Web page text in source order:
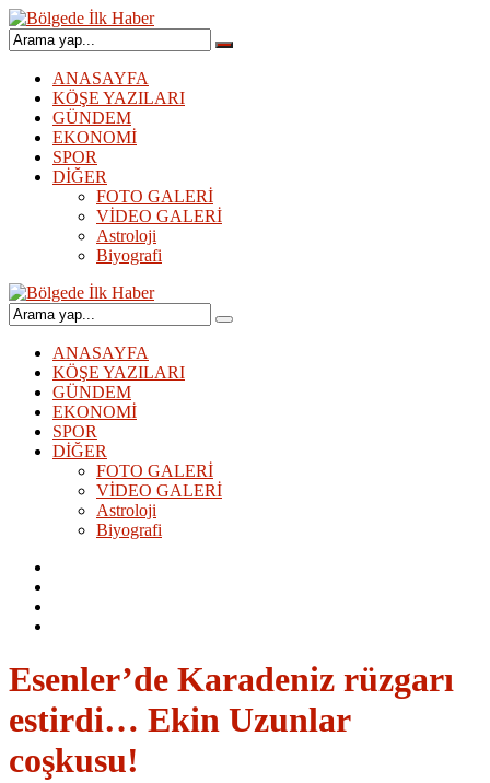
ANASAYFA
KÖŞE YAZILARI
GÜNDEM
EKONOMİ
SPOR
DİĞER
FOTO GALERİ
VİDEO GALERİ
Astroloji
Biyografi
ANASAYFA
KÖŞE YAZILARI
GÜNDEM
EKONOMİ
SPOR
DİĞER
FOTO GALERİ
VİDEO GALERİ
Astroloji
Biyografi
Esenler’de Karadeniz rüzgarı
estirdi… Ekin Uzunlar
coşkusu!